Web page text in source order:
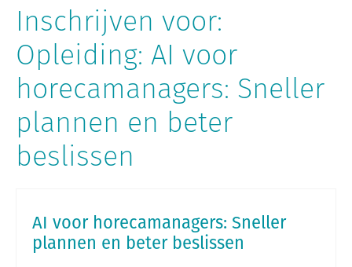
Inschrijven voor:
Opleiding: AI voor
horecamanagers: Sneller
plannen en beter
beslissen
AI voor horecamanagers: Sneller
plannen en beter beslissen